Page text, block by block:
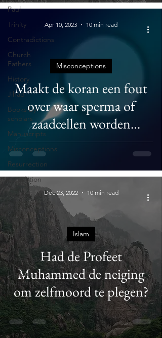
Paul
Trinity
Contradictions
Church
Fathers
History
Jihad
Books by
scholars
Manuscripts
Misconceptions
Resurrection
Legislation
Women
Anti-Islam
Websites
Uncategorized
Quranic
Manuscripts
Biblical
Manuscripts
Maakt de koran een fout
over waar sperma of
zaadcellen worden
geproduceerd?
Misconceptions
Apr 10, 2023 10 min read
Had de Profeet
Muhammed de neiging
om zelfmoord te plegen?
Islam
Dec 23, 2022 10 min read